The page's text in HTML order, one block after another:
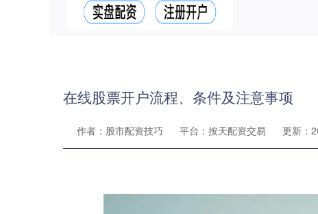
在线股票开户流程、条件及注意事项
作者：股市配资技巧 平台：按天配资交易 更新：